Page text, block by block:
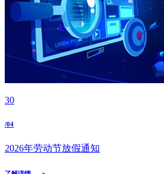
30
/04
2026年劳动节放假通知